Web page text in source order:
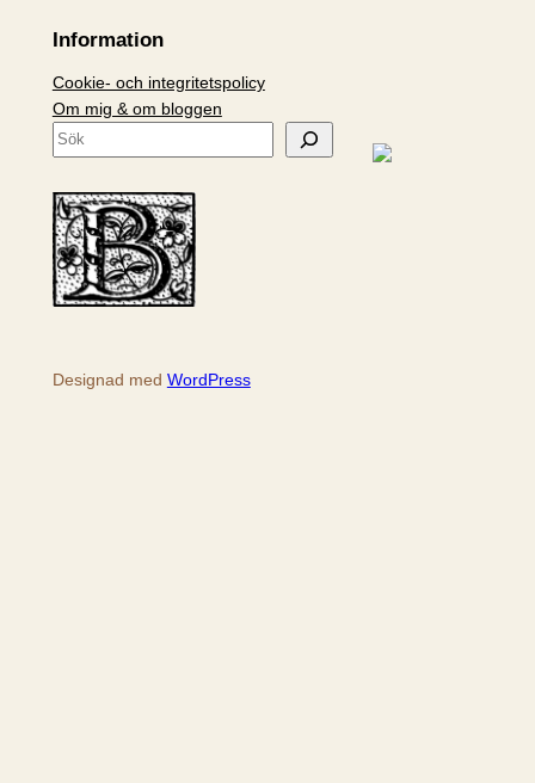
Information
Cookie- och integritetspolicy
Om mig & om bloggen
S
k
Designad med WordPress